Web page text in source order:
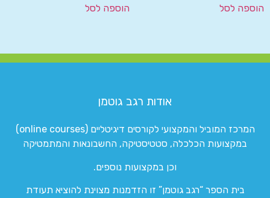
הוספה לסל הוספה לסל
אודות רגב גוטמן
המרכז המוביל והמקצועי לקורסים דיגיטליים (online courses)
במקצועות הכלכלה, סטטיסטיקה, החשבונאות והמתמטיקה
וכן במקצועות נוספים.
בית הספר “רגב גוטמן” זו הזדמנות מצוינת להוציא תעודת